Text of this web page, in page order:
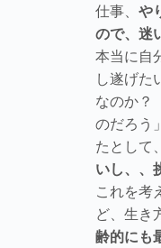
仕事、 や
ので、迷
本当に自
し遂げた
なのか？
のだろう
たとして、
いし、、
これを考
ど、生き
齢的にも